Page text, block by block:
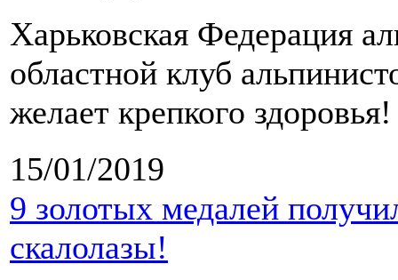
Харьковская Федерация
областной клуб
желает крепкого
15/01/2019
9 золотых медалей
скалолазы!